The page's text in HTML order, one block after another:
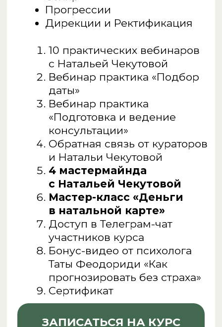
УСЛУГИ
+7 938 090 53 88
mail@chukreeva.ru
Блог
Контактная информация
Отзывы
Вакансии
Просто Таро
Астролагерь
ПРОЧЕЕ
Воркшоп (практикум) ЛЮБОВЬ
Воркшоп (практикум) ДЕНЬГИ
Звездный релакс
Гармоничное развитие ребенка
Консультация
АстроКлуб
Личное сопровождение
ОТДЕЛ ЗАБОТЫ